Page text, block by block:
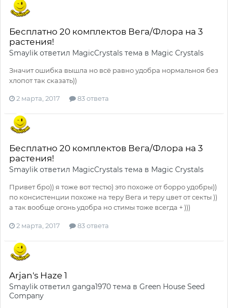
Бесплатно 20 комплектов Вега/Флора на 3
растения!
Smaylik ответил MagicCrystals тема в Magic Crystals
Значит ошибка вышла но всё равно удобра нормальноя без
хлопот так сказать))
2 марта, 2017 83 ответа
Бесплатно 20 комплектов Вега/Флора на 3
растения!
Smaylik ответил MagicCrystals тема в Magic Crystals
Привет бро)) я тоже вот тестю) это похоже от борро удобры))
по консистенции похоже на теру Вега и теру цвет от секты ))
а так вообще огонь удобра но стимы тоже всегда + )))
2 марта, 2017 83 ответа
Arjan's Haze 1
Smaylik ответил ganga1970 тема в Green House Seed
Company